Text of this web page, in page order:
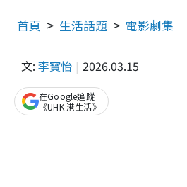
首頁 生活話題 電影劇集
文: 李寶怡 2026.03.15
在Google追蹤
《UHK 港生活》